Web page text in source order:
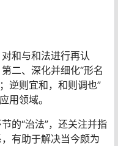
和与和法进行再认
二、深化并细化“形名
逆则宜和，和则调也”
用领域。
的“治法”，还关注并指
有助于解决当今颇为